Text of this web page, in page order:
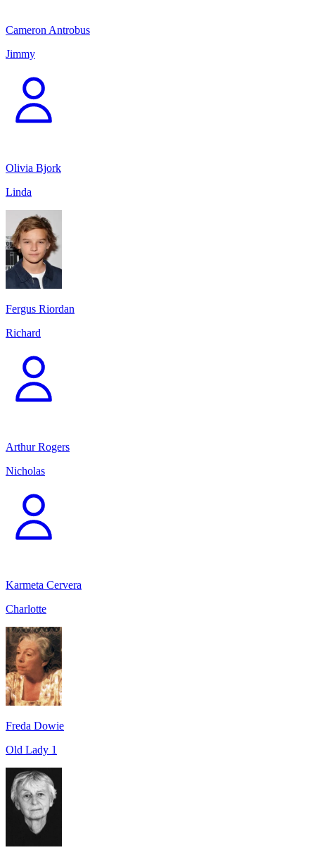
Cameron Antrobus
Jimmy
Olivia Bjork
Linda
Fergus Riordan
Richard
Arthur Rogers
Nicholas
Karmeta Cervera
Charlotte
Freda Dowie
Old Lady 1